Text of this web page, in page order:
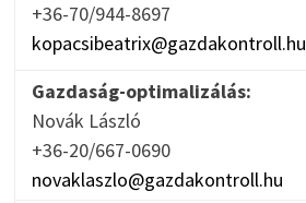
+36-70/944-8697
kopacsibeatrix@gazdakontroll.hu
Gazdaság-optimalizálás:
Novák László
+36-20/667-0690
novaklaszlo@gazdakontroll.hu